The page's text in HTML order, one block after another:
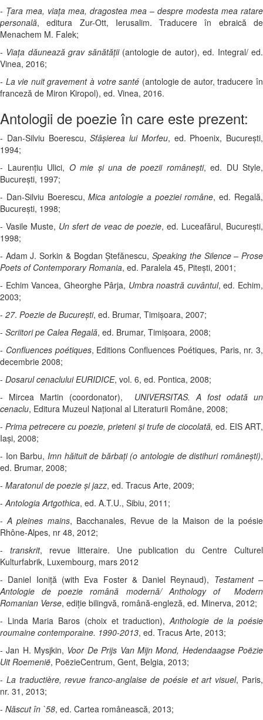
- Ţara mea, viaţa mea, dragostea mea – despre modesta mea ratare
personală, editura Zur-Ott, Ierusalim. Traducere în ebraică de
Menachem M. Falek;
- Viaţa dăunează grav sănătăţii (antologie de autor), ed. Integral/ ed.
Vinea, 2016;
- La vie nuit gravement à votre santé (antologie de autor, traducere în
franceză de Miron Kiropol), ed. Vinea, 2016.
Antologii de poezie în care este prezent:
- Dan-Silviu Boerescu,Sfâşierea lui Morfeu, ed. Phoenix, Bucureşti,
1994;
- Laurenţiu Ulici, O mie şi una de poezii româneşti, ed. DU Style,
Bucureşti, 1997;
- Dan-Silviu Boerescu,Mica antologie a poeziei române, ed. Regală,
Bucureşti, 1998;
- Vasile Muste, Un sfert de veac de poezie, ed. Luceafărul, Bucureşti,
1998;
- Adam J. Sorkin & Bogdan Ştefănescu,Speaking the Silence – Prose
Poets of Contemporary Romania, ed. Paralela 45, Piteşti, 2001;
- Echim Vancea, Gheorghe Pârja, Umbra noastră cuvântul, ed. Echim,
2003;
- 27. Poezie de Bucureşti, ed. Brumar, Timişoara, 2007;
- Scriitori pe Calea Regală, ed. Brumar, Timişoara, 2008;
- Confluences poétiques, Editions Confluences Poétiques, Paris, nr. 3,
decembrie 2008;
- Dosarul cenaclului EURIDICE, vol. 6, ed. Pontica, 2008;
- Mircea Martin (coordonator), UNIVERSITAS. A fost odată un
cenaclu, Editura Muzeul Naţional al Literaturii Române, 2008;
-Prima petrecere cu poezie, prieteni şi trufe de ciocolată, ed. EIS ART,
Iaşi, 2008;
- Ion Barbu, Imn hăituit de bărbați (o antologie de distihuri românești),
ed. Brumar, 2008;
- Maratonul de poezie şi jazz, ed. Tracus Arte, 2009;
- Antologia Artgothica, ed. A.T.U., Sibiu, 2011;
-A pleines mains, Bacchanales, Revue de la Maison de la poésie
Rhône-Alpes, nr 48, 2012;
- transkrit, revue litteraire. Une publication du Centre Culturel
Kulturfabrik, Luxembourg, mars 2012
- Daniel Ioniță (with Eva Foster & Daniel Reynaud), Testament –
Antologie de poezie română modernă/ Anthology of Modern
Romanian Verse, ediție bilingvă, română-engleză, ed. Minerva, 2012;
- Linda Maria Baros (choix et traduction),Anthologie de la poésie
roumaine contemporaine. 1990-2013, ed. Tracus Arte, 2013;
- Jan H. Mysjkin, Voor De Prijs Van Mijn Mond, Hedendaagse Poëzie
Uit Roemenië, PoëzieCentrum, Gent, Belgia, 2013;
- La traductière, revue franco-anglaise de poésie et art visuel, Paris,
nr. 31, 2013;
- Născut în `58, ed. Cartea românească, 2013;